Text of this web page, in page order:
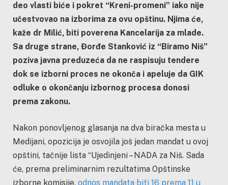
deo vlasti biće i pokret “Kreni-promeni” iako nije
učestvovao na izborima za ovu opštinu. Njima će,
kaže dr Milić, biti poverena Kancelarija za mlade.
Sa druge strane, Đorđe Stanković iz “Biramo Niš”
poziva javna preduzeća da ne raspisuju tendere
dok se izborni proces ne okonča i apeluje da GIK
odluke o okončanju izbornog procesa donosi
prema zakonu.
Nakon ponovljenog glasanja na dva biračka mesta u
Medijani, opozicija je osvojila još jedan mandat u ovoj
opštini, tačnije lista “Ujedinjeni – NADA za Niš. Sada
će, prema preliminarnim rezultatima Opštinske
izborne komisije, odnos mandata biti 16 prema 11 u